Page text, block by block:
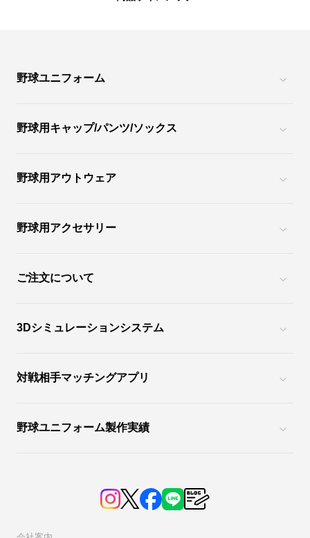
野球ユニフォーム
野球用キャップ/パンツ/ソックス
野球用アウトウェア
野球用アクセサリー
ご注文について
3Dシミュレーションシステム
対戦相手マッチングアプリ
野球ユニフォーム製作実績